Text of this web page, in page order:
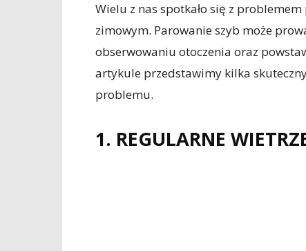
Wielu z nas spotkało się z
zimowym. Parowanie szyb może
obserwowaniu otoczenia oraz
artykule przedstawimy kilka
problemu.
1. REGULARNE